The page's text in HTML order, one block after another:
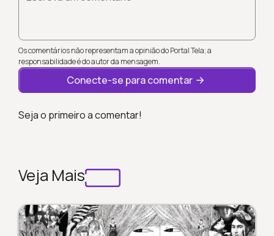
Os comentários não representam a opinião do Portal Tela; a
responsabilidade é do autor da mensagem.
Conecte-se para comentar
Seja o primeiro a comentar!
Veja Mais